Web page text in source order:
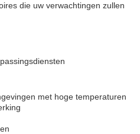
die uw verwachtingen zullen
met hoge temperaturen